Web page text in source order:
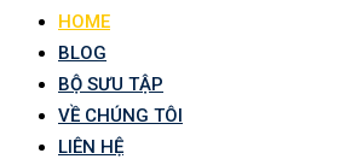
HOME
BLOG
BỘ SƯU TẬP
VỀ CHÚNG TÔI
LIÊN HỆ